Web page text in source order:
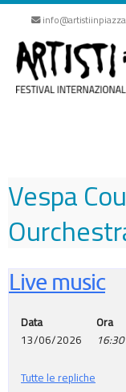
Vai
contenuto
Vespa
Live music
Data
13/06/2026
Ora
16:30
Tutte le repliche